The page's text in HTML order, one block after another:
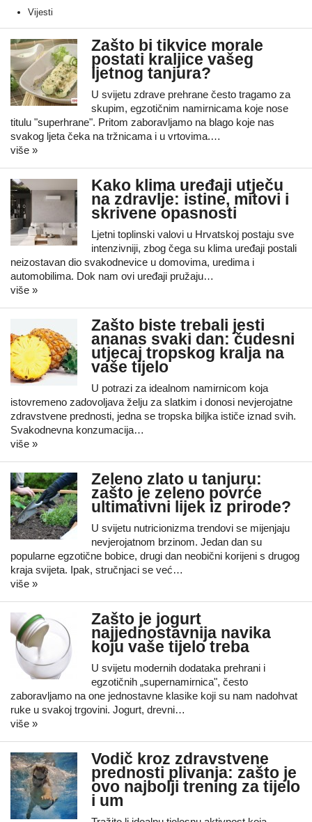
Vijesti
Zašto bi tikvice morale
postati kraljice vašeg
ljetnog tanjura?
U svijetu zdrave prehrane često tragamo za
skupim, egzotičnim namirnicama koje nose
titulu "superhrane". Pritom zaboravljamo na blago koje nas
svakog ljeta čeka na tržnicama i u vrtovima.…
više »
Kako klima uređaji utječu
na zdravlje: istine, mitovi i
skrivene opasnosti
Ljetni toplinski valovi u Hrvatskoj postaju sve
intenzivniji, zbog čega su klima uređaji postali
neizostavan dio svakodnevice u domovima, uredima i
automobilima. Dok nam ovi uređaji pružaju…
više »
Zašto biste trebali jesti
ananas svaki dan: čudesni
utjecaj tropskog kralja na
vaše tijelo
U potrazi za idealnom namirnicom koja
istovremeno zadovoljava želju za slatkim i donosi nevjerojatne
zdravstvene prednosti, jedna se tropska biljka ističe iznad svih.
Svakodnevna konzumacija…
više »
Zeleno zlato u tanjuru:
zašto je zeleno povrće
ultimativni lijek iz prirode?
U svijetu nutricionizma trendovi se mijenjaju
nevjerojatnom brzinom. Jedan dan su
popularne egzotične bobice, drugi dan neobični korijeni s drugog
kraja svijeta. Ipak, stručnjaci se već…
više »
Zašto je jogurt
najjednostavnija navika
koju vaše tijelo treba
U svijetu modernih dodataka prehrani i
egzotičnih „supernamirnica", često
zaboravljamo na one jednostavne klasike koji su nam nadohvat
ruke u svakoj trgovini. Jogurt, drevni…
više »
Vodič kroz zdravstvene
prednosti plivanja: zašto je
ovo najbolji trening za tijelo
i um